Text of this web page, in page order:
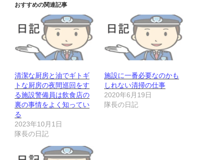
おすすめの関連記事
清潔な厨房と油でギトギ
トな厨房の夜間巡回をす
る施設警備員は飲食店の
裏の事情をよく知ってい
る
2023年10月1日
隊長の日記
施設に一番必要なのかも
しれない清掃の仕事
2020年6月19日
隊長の日記